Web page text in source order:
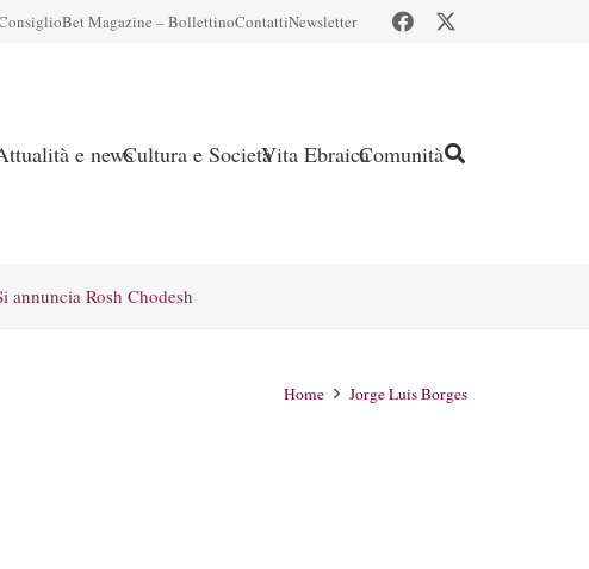
Bet Magazine – BollettinoContattiNewsletter
e newsCultura e SocietàVita EbraicaComunità
annuncia Rosh Chodesh
Home Jorge Luis Borges